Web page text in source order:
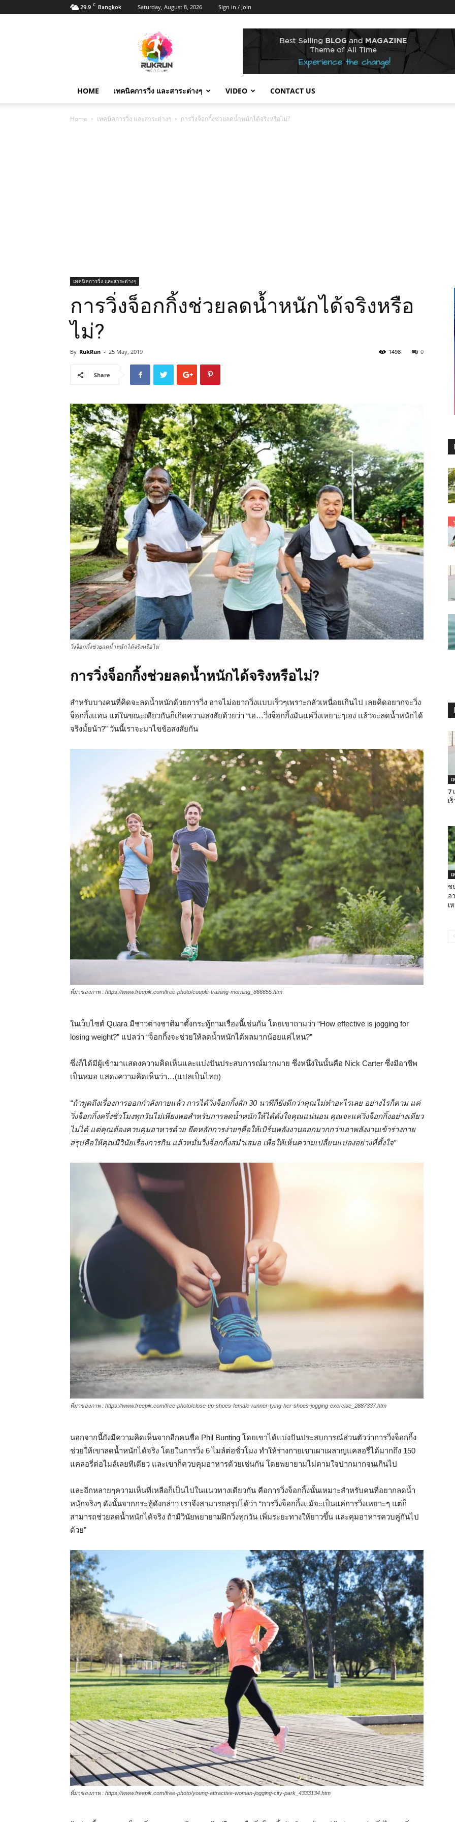
29.9 C Bangkok Saturday, August 8, 2026 Sign in / Join
การ
ทุก
HOME เทคนิคการวิ่ง และสาระต่างๆ VIDEO CONTACT US
Home เทคนิคการวิ่ง และสาระต่างๆ การวิ่งจ็อกกิ้งช่วยลดน้ำหนักได้จริงหรือไม่?
เทคนิคการวิ่ง และสาระต่างๆ
การวิ่งจ็อกกิ้งช่วยลดน้ำหนักได้จริงหรือ
ไม่?
By RukRun - 25 May, 2019 0
1498
Share
วิ่งจ็อกกิ้งช่วยลดน้ำหนักได้จริงหรือไม่
การวิ่งจ็อกกิ้งช่วยลดน้ำหนักได้จริงหรือไม่?
สำหรับบางคนที่คิดจะลดน้ำหนักด้วยการวิ่ง อาจไม่อยากวิ่งแบบเร็วๆเพราะกลัวเหนื่อยเกินไป เลยคิดอยากจะวิ่ง
จ็อกกิ้งแทน แต่ในขณะเดียวกันก็เกิดความสงสัยด้วยว่า “เอ…วิ่งจ็อกกิ้งมันแค่วิ่งเหยาะๆเอง แล้วจะลดน้ำหนักได้
จริงมั้ยน้า?” วันนี้เราจะมาไขข้อสงสัยกัน
ที่มาของภาพ : https://www.freepik.com/free-photo/couple-training-morning_866655.htm
ในเว็บไซต์ Quara มีชาวต่างชาติมาตั้งกระทู้ถามเรื่องนี้เช่นกัน โดยเขาถามว่า “How effective is jogging for
losing weight?” แปลว่า “จ็อกกิ้งจะช่วยให้ลดน้ำหนักได้ผลมากน้อยแค่ไหน?”
ซึ่งก็ได้มีผู้เข้ามาแสดงความคิดเห็นและแบ่งปันประสบการณ์มากมาย ซึ่งหนึ่งในนั้นคือ Nick Carter ซึ่งมีอาชีพ
เป็นหมอ แสดงความคิดเห็นว่า…(แปลเป็นไทย)
“ถ้าพูดถึงเรื่องการออกกำลังกายแล้ว การได้วิ่งจ็อกกิ้งสัก 30 นาทีก็ยังดีกว่าคุณไม่ทำอะไรเลย อย่างไรก็ตาม แค่
วิ่งจ็อกกิ้งครึ่งชั่วโมงทุกวันไม่เพียงพอสำหรับการลดน้ำหนักให้ได้ดั่งใจคุณแน่นอน คุณจะแค่วิ่งจ็อกกิ้งอย่างเดียว
ไม่ได้ แต่คุณต้องควบคุมอาหารด้วย ยึดหลักการง่ายๆคือให้เบิร์นพลังงานออกมากกว่าเอาพลังงานเข้าร่างกาย
สรุปคือให้คุณมีวินัยเรื่องการกิน แล้วหมั่นวิ่งจ็อกกิ้งสม่ำเสมอ เพื่อให้เห็นความเปลี่ยนแปลงอย่างที่ตั้งใจ”
ที่มาของภาพ : https://www.freepik.com/free-photo/close-up-shoes-female-runner-tying-her-shoes-jogging-exercise_2887337.htm
นอกจากนี้ยังมีความคิดเห็นจากอีกคนชื่อ Phil Bunting โดยเขาได้แบ่งปันประสบการณ์ส่วนตัวว่าการวิ่งจ็อกกิ้ง
ช่วยให้เขาลดน้ำหนักได้จริง โดยในการวิ่ง 6 ไมล์ต่อชั่วโมง ทำให้ร่างกายเขาเผาเผลาญแคลอรี่ได้มากถึง 150
แคลอรี่ต่อไมล์เลยทีเดียว และเขาก็ควบคุมอาหารด้วยเช่นกัน โดยพยายามไม่ตามใจปากมากจนเกินไป
และอีกหลายๆความเห็นที่เหลือก็เป็นไปในแนวทางเดียวกัน คือการวิ่งจ็อกกิ้งนั้นเหมาะสำหรับคนที่อยากลดน้ำ
หนักจริงๆ ดังนั้นจากกระทู้ดังกล่าว เราจึงสามารถสรุปได้ว่า “การวิ่งจ็อกกิ้งแม้จะเป็นแค่การวิ่งเหยาะๆ แต่ก็
สามารถช่วยลดน้ำหนักได้จริง ถ้ามีวินัยพยายามฝึกวิ่งทุกวัน เพิ่มระยะทางให้ยาวขึ้น และคุมอาหารควบคู่กันไป
ด้วย”
ที่มาของภาพ : https://www.freepik.com/free-photo/young-attractive-woman-jogging-city-park_4333134.htm
เ
7
เ
เ
ช
อ
เ